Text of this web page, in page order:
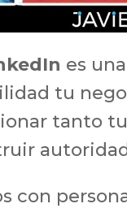
es
tu
tanto
con